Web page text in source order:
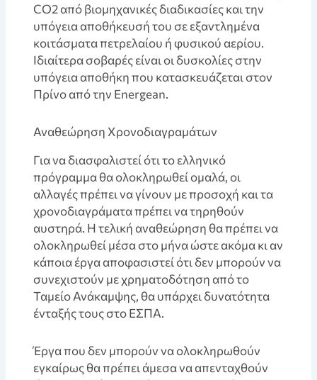
CO2 από βιομηχανικές διαδικασίες και την
υπόγεια αποθήκευσή του σε εξαντλημένα
κοιτάσματα πετρελαίου ή φυσικού αερίου.
Ιδιαίτερα σοβαρές είναι οι δυσκολίες στην
υπόγεια αποθήκη που κατασκευάζεται στον
Πρίνο από την Energean.
Αναθεώρηση Χρονοδιαγραμάτων
Για να διασφαλιστεί ότι το ελληνικό
πρόγραμμα θα ολοκληρωθεί ομαλά, οι
αλλαγές πρέπει να γίνουν με προσοχή και τα
χρονοδιαγράματα πρέπει να τηρηθούν
αυστηρά. Η τελική αναθεώρηση θα πρέπει να
ολοκληρωθεί μέσα στο μήνα ώστε ακόμα κι αν
κάποια έργα αποφασιστεί ότι δεν μπορούν να
συνεχιστούν με χρηματοδότηση από το
Ταμείο Ανάκαμψης, θα υπάρχει δυνατότητα
ένταξής τους στο ΕΣΠΑ.
Έργα που δεν μπορούν να ολοκληρωθούν
εγκαίρως θα πρέπει άμεσα να απενταχθούν